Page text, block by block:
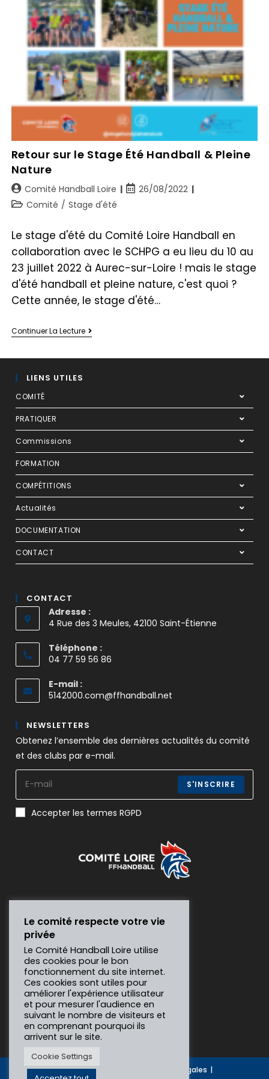
Retour sur le Stage Été Handball & Pleine
Nature
Comité Handball Loire
26/08/2022
Comité / Stage d'été
Le stage d'été du Comité Loire Handball en
collaboration avec le SCHPG a eu lieu du 10 au
23 juillet 2022 à Aurec-sur-Loire ! mais le stage
d'été handball et pleine nature, c'est quoi ?
Cette année, le stage d'été…
Continuer La Lecture
LIENS UTILES
COMITÉ
PRATIQUER
Commissions
FORMATION
COMPÉTITIONS
Actualités
DOCUMENTATION
CONTACT
CONTACT
Adresse :
4 Rue des 3 Meules, 42100 Saint-Étienne
Téléphone :
04 77 59 56 86
E-mail :
5142000.com@ffhandball.net
NEWSLETTERS
Obtenez l’ensemble des dernières actualités du comité
et des clubs par e-mail.
S'INSCRIRE
Accepter les termes RGPD
Gesthand
Mentions légales
Le comité respecte votre vie
privée
Le Comité Handball Loire utilise
des cookies pour le bon
fonctionnement du site internet.
Ces cookies sont utiles pour
améliorer l'expérience utilisateur
et pour mesurer l'audience en
suivant le nombre de visiteurs et
en comprenant pourquoi ils
arrivent sur le site.
Cookie Settings